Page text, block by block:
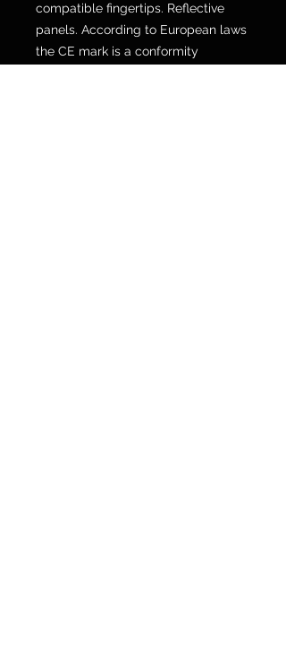
compatible fingertips. Reflective
panels. According to European laws
the CE mark is a conformity